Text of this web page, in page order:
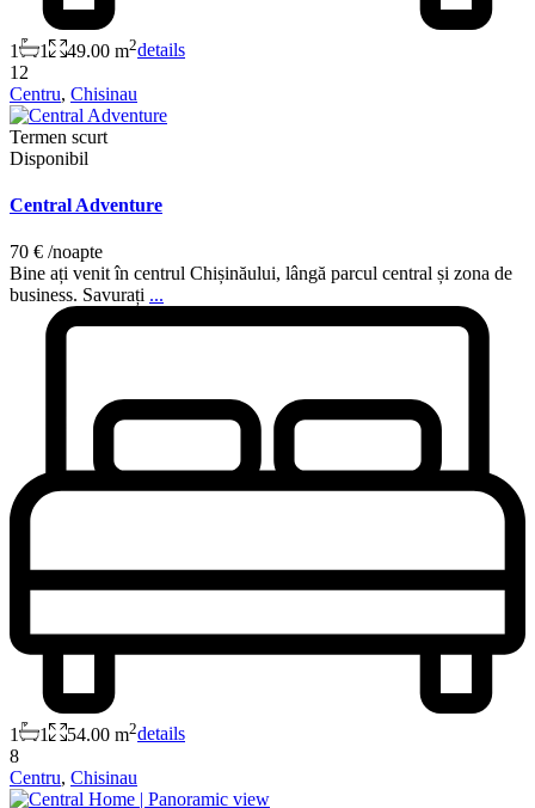
1 1 49.00 m2details
12
Centru, Chisinau
Termen scurt
Disponibil
Central Adventure
70 € /noapte
Bine ați venit în centrul Chișinăului, lângă parcul central și zona de
business. Savurați ...
1 1 54.00 m2details
8
Centru, Chisinau